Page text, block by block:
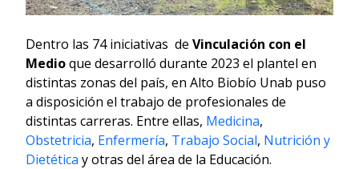
Dentro las 74 iniciativas de Vinculación con el
Medioque desarrolló durante 2023 el plantel en
distintas zonas del país, en Alto Biobío Unab puso
a disposición el trabajo de profesionales de
distintas carreras. Entre ellas, Medicina,
Obstetricia, Enfermería, Trabajo Social, Nutrición y
Dietética y otras del área de la Educación.